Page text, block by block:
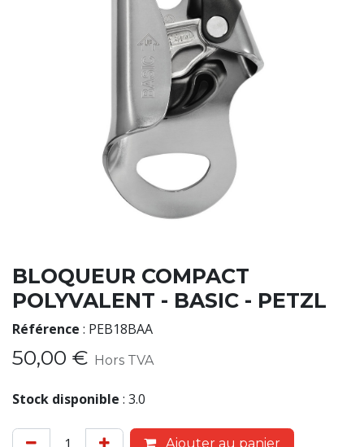
BLOQUEUR COMPACT
POLYVALENT - BASIC - PETZL
Référence : PEB18BAA
50,00 € Hors TVA
Stock disponible : 3.0
Ajouter au panier